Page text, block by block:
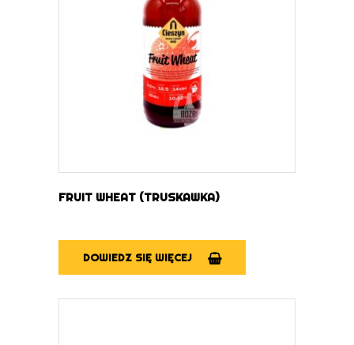
DOWIEDZ SIĘ WIĘCEJ
FRUIT WHEAT (TRUSKAWKA)
DOWIEDZ SIĘ WIĘCEJ